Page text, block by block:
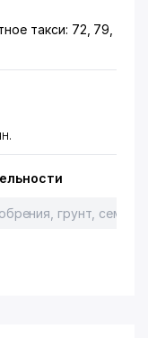
такси: 72, 79,
грунт, семена